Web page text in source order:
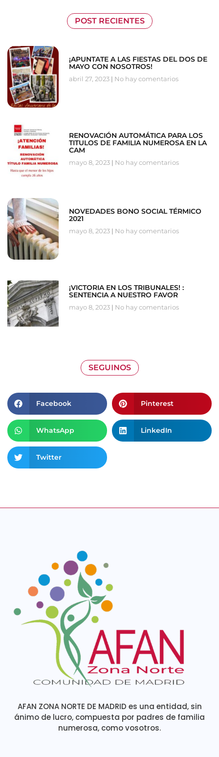
POST RECIENTES
¡APUNTATE A LAS FIESTAS DEL DOS DE
MAYO CON NOSOTROS!
abril 27, 2023 No hay comentarios
RENOVACIÓN AUTOMÁTICA PARA LOS
TITULOS DE FAMILIA NUMEROSA EN LA
CAM
mayo 8, 2023 No hay comentarios
NOVEDADES BONO SOCIAL TÉRMICO
2021
mayo 8, 2023 No hay comentarios
¡VICTORIA EN LOS TRIBUNALES! :
SENTENCIA A NUESTRO FAVOR
mayo 8, 2023 No hay comentarios
SEGUINOS
Facebook Pinterest
WhatsApp LinkedIn
Twitter
AFAN ZONA NORTE DE MADRID es una entidad, sin
ánimo de lucro, compuesta por padres de familia
numerosa, como vosotros.